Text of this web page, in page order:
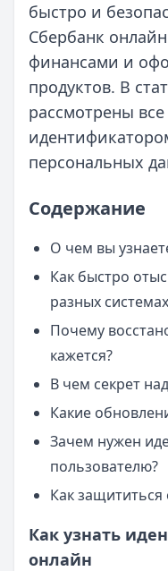
быстро и
Сбербанк
финансами и
продуктов. В
рассмотрены
персональных
Содержание
О чем вы
Как быстро
разных
Почему
кажется?
В чем секрет
Какие
Зачем нужен
пользователю?
Как защититься
Как узнать
онлайн